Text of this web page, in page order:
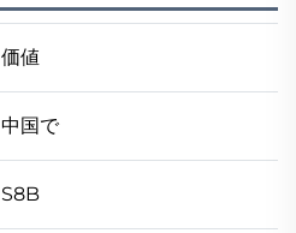
価値
中国で
S8B